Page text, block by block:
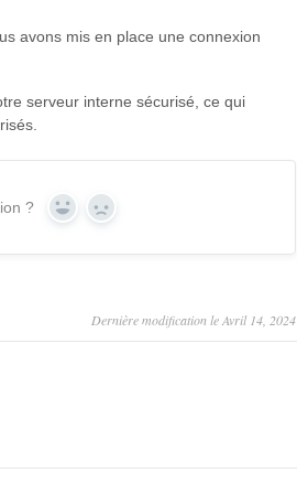
avons mis en place une connexion
serveur interne sécurisé, ce qui
? Yes No
Dernière modification le Avril 14, 2024